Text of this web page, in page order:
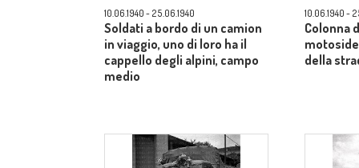
10.06.1940 - 25.06.1940
Soldati a bordo di un camion
in viaggio, uno di loro ha il
cappello degli alpini, campo
medio
10.06.1940 -
Colonna
della